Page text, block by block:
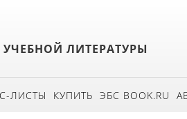
ЛИТЕРАТУРЫ
ЛИСТЫ КУПИТЬ ЭБС BOOK.RU